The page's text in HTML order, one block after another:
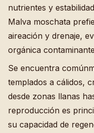
nutrientes y
Malva moschata
aireación y drenaje,
orgánica
Se encuentra
templados a cálidos,
desde zonas llanas
reproducción es
su capacidad de